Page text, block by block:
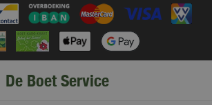
De Boet Service